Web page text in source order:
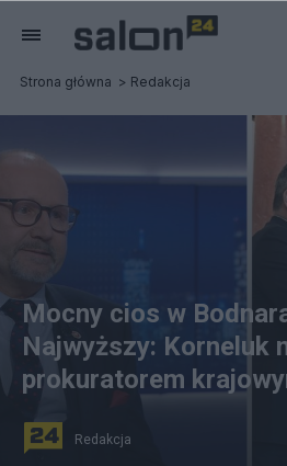
Strona główna Redakcja
Mocny cios w
Najwyższy: Korneluk
prokuratorem
Redakcja